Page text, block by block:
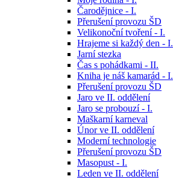
Čarodějnice - I.
Přerušení provozu ŠD
Velikonoční tvoření - I.
Hrajeme si každý den - I.
Jarní stezka
Čas s pohádkami - II.
Kniha je náš kamarád - I.
Přerušení provozu ŠD
Jaro ve II. oddělení
Jaro se probouzí - I.
Maškarní karneval
Únor ve II. oddělení
Moderní technologie
Přerušení provozu ŠD
Masopust - I.
Leden ve II. oddělení